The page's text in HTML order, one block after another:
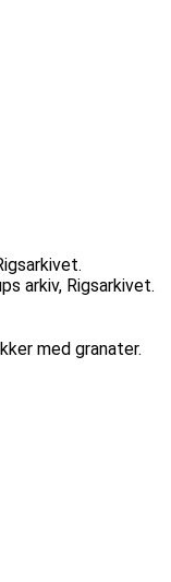
arkiv, Rigsarkivet.
med granater.